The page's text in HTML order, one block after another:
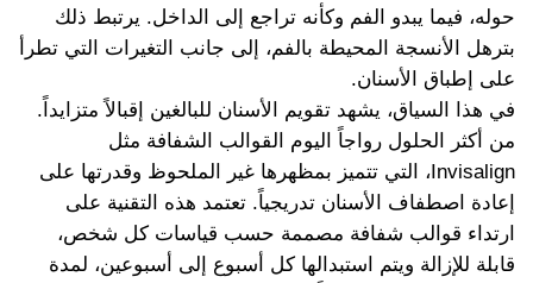
حوله، فيما يبدو الفم وكأنه تراجع إلى الداخل. يرتبط ذلك
بترهل الأنسجة المحيطة بالفم، إلى جانب التغيرات التي تطرأ
على إطباق الأسنان.
في هذا السياق، يشهد تقويم الأسنان للبالغين إقبالاً متزايداً.
من أكثر الحلول رواجاً اليوم القوالب الشفافة مثل
Invisalign، التي تتميز بمظهرها غير الملحوظ وقدرتها على
إعادة اصطفاف الأسنان تدريجياً. تعتمد هذه التقنية على
ارتداء قوالب شفافة مصممة حسب قياسات كل شخص،
قابلة للإزالة ويتم استبدالها كل أسبوع إلى أسبوعين، لمدة